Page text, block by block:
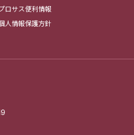
ロサス便利情報
人情報保護方針